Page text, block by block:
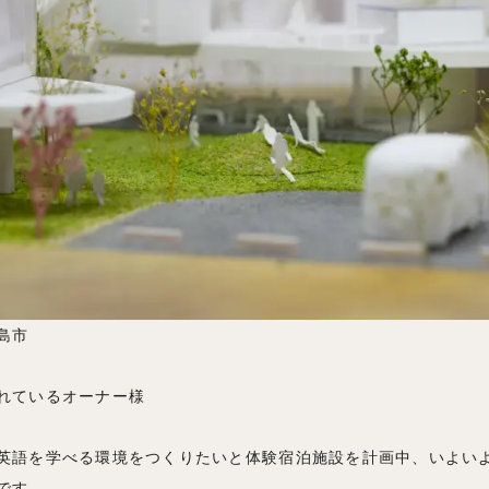
市
ているオーナー様
語を学べる環境をつくりたいと体験宿泊施設を計画中、いよい